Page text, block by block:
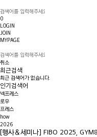
0
LOGIN
JOIN
MYPAGE
취소
최근검색
최근 검색어가 없습니다.
인기검색어
넥프레스
로우
프레스
how
2026
[행사＆세미나] FIBO 2025,